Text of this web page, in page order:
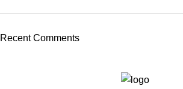
Recent Comments